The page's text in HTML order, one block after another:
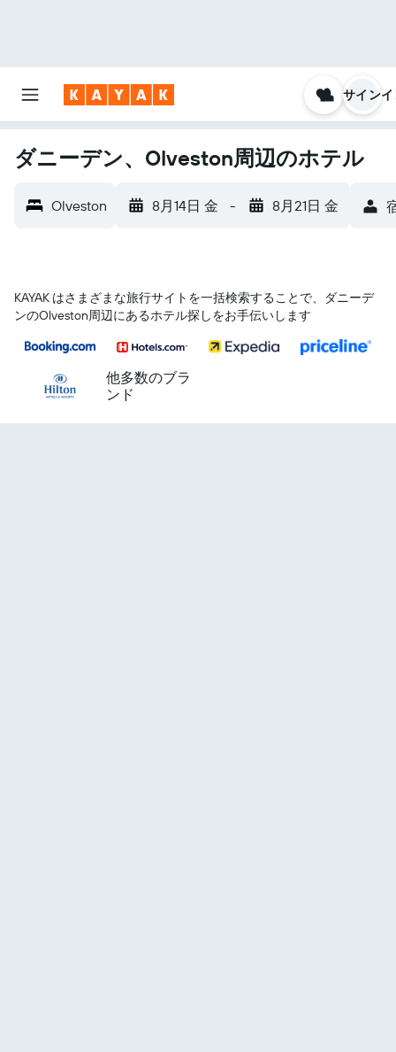
サイン
ダニーデン、Olveston周辺のホテル
Olveston 8月14日 金 - 8月21日 金
KAYAK はさまざまな旅行サイトを一括検索することで、ダニーデ
ン​のOlveston​周辺にあるホテル探しをお手伝いします
他多数のブラ
ンド